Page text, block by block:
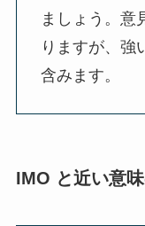
ましょう。意
りますが、強
含みます。
IMO と近い意